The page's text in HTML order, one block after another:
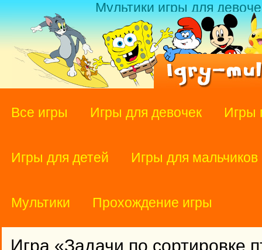
Мультики игры для
Все игры Игры для девочек Игры
Игры для детей Игры для мальчиков
Мультики Прохождение игры
Игра «Задачи по сортировке